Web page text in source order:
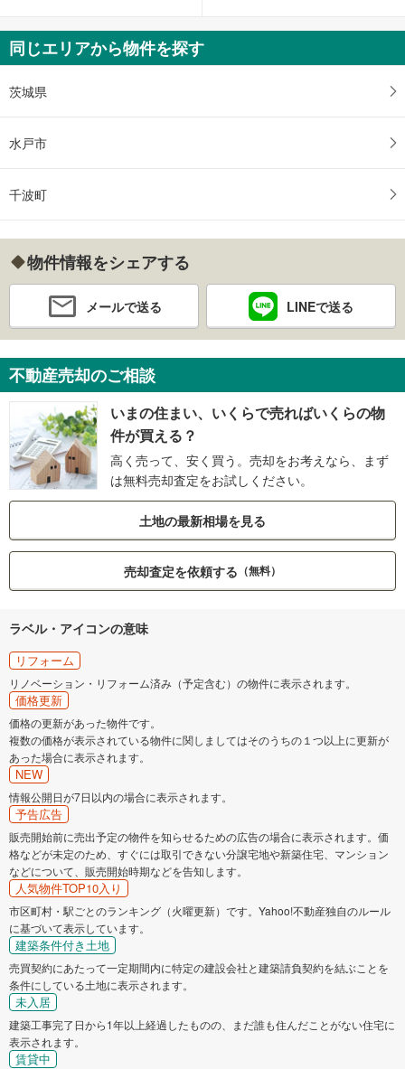
同じエリアから物件を探す
茨城県
水戸市
千波町
物件情報をシェアする
メールで送る LINEで送る
不動産売却のご相談
いまの住まい、いくらで売ればいくらの物
件が買える？
高く売って、安く買う。売却をお考えなら、まず
は無料売却査定をお試しください。
土地の最新相場を見る
売却査定を依頼する （無料）
ラベル・アイコンの意味
リフォーム
リノベーション・リフォーム済み（予定含む）の物件に表示されます。
価格更新
価格の更新があった物件です。
複数の価格が表示されている物件に関しましてはそのうちの１つ以上に更新が
あった場合に表示されます。
NEW
情報公開日が7日以内の場合に表示されます。
予告広告
販売開始前に売出予定の物件を知らせるための広告の場合に表示されます。価
格などが未定のため、すぐには取引できない分譲宅地や新築住宅、マンション
などについて、販売開始時期などを告知します。
人気物件TOP10入り
市区町村・駅ごとのランキング（火曜更新）です。Yahoo!不動産独自のルール
に基づいて表示しています。
建築条件付き土地
売買契約にあたって一定期間内に特定の建設会社と建築請負契約を結ぶことを
条件にしている土地に表示されます。
未入居
建築工事完了日から1年以上経過したものの、まだ誰も住んだことがない住宅に
表示されます。
賃貸中